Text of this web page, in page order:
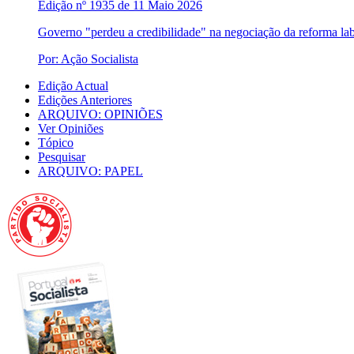
Edição nº 1935 de 11 Maio 2026
Governo "perdeu a credibilidade" na negociação da reforma
Por: Ação Socialista
Edição Actual
Edições Anteriores
ARQUIVO: OPINIÕES
Ver Opiniões
Tópico
Pesquisar
ARQUIVO: PAPEL